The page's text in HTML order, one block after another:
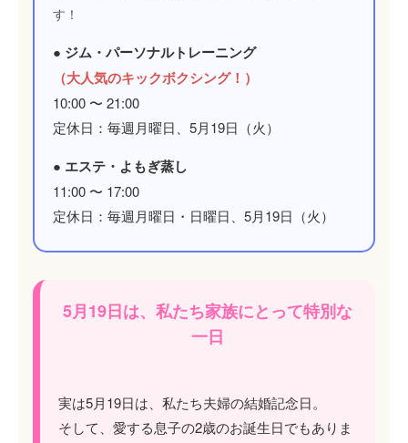
す！
● ジム・パーソナルトレーニング
（大人気のキックボクシング！）
10:00 〜 21:00
定休日：毎週月曜日、5月19日（火）
● エステ・よもぎ蒸し
11:00 〜 17:00
定休日：毎週月曜日・日曜日、5月19日（火）
5月19日は、私たち家族にとって特別な
一日
実は5月19日は、私たち夫婦の結婚記念日。
そして、愛する息子の2歳のお誕生日でもありま